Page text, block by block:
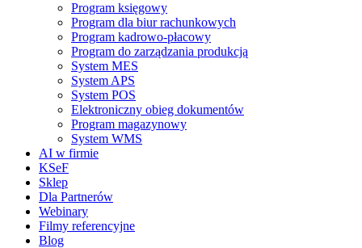
Program księgowy
Program dla biur rachunkowych
Program kadrowo-płacowy
Program do zarządzania produkcją
System MES
System APS
System POS
Elektroniczny obieg dokumentów
Program magazynowy
System WMS
AI w firmie
KSeF
Sklep
Dla Partnerów
Webinary
Filmy referencyjne
Blog